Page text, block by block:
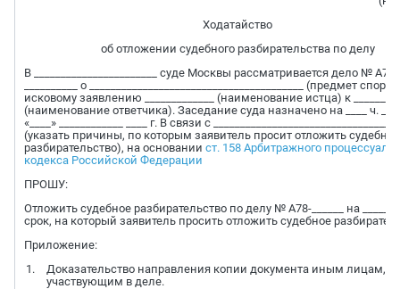
Ходатайство
об отложении судебного разбирательства по делу
В _______________________ суде Москвы рассматривается дело № А78-
__________ о ________________________________________ (предмет
исковому заявлению _____________ (наименование истца) к
(наименование ответчика). Заседание суда назначено на ____ ч.
«____» ____________ ____ г. В связи с
(указать причины, по которым заявитель просит отложить судебное
разбирательство), на основании ст. 158 Арбитражного
кодекса Российской Федерации
ПРОШУ:
Отложить судебное разбирательство по делу № А78-______ на
срок, на который заявитель просить отложить судебное
Приложение:
Доказательство направления копии документа иным лицам,
участвующим в деле.